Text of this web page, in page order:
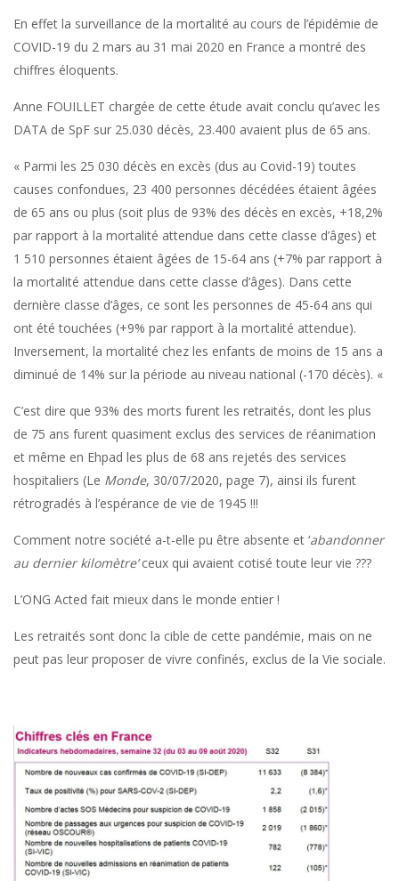
En effet la surveillance de la mortalité au cours de l’épidémie de
COVID-19 du 2 mars au 31 mai 2020 en France a montré des
chiffres éloquents.
Anne FOUILLET chargée de cette étude avait conclu qu’avec les
DATA de SpF sur 25.030 décès, 23.400 avaient plus de 65 ans.
« Parmi les 25 030 décès en excès (dus au Covid-19) toutes
causes confondues, 23 400 personnes décédées étaient âgées
de 65 ans ou plus (soit plus de 93% des décès en excès, +18,2%
par rapport à la mortalité attendue dans cette classe d’âges) et
1 510 personnes étaient âgées de 15-64 ans (+7% par rapport à
la mortalité attendue dans cette classe d’âges). Dans cette
dernière classe d’âges, ce sont les personnes de 45-64 ans qui
ont été touchées (+9% par rapport à la mortalité attendue).
Inversement, la mortalité chez les enfants de moins de 15 ans a
diminué de 14% sur la période au niveau national (-170 décès). «
C’est dire que 93% des morts furent les retraités, dont les plus
de 75 ans furent quasiment exclus des services de réanimation
et même en Ehpad les plus de 68 ans rejetés des services
hospitaliers (Le Monde, 30/07/2020, page 7), ainsi ils furent
rétrogradés à l’espérance de vie de 1945 !!!
Comment notre société a-t-elle pu être absente et ‘abandonner
au dernier kilomètre’ceux qui avaient cotisé toute leur vie ???
L’ONG Acted fait mieux dans le monde entier !
Les retraités sont donc la cible de cette pandémie, mais on ne
peut pas leur proposer de vivre confinés, exclus de la Vie sociale.